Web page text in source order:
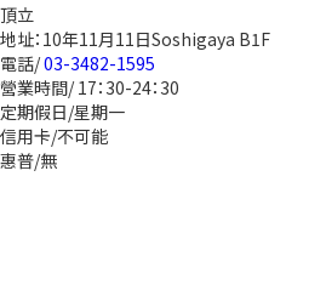
頂立
地址：10年11月11日Soshigaya B1F
電話/03-3482-1595
營業時間/ 17：30-24：30
定期假日/星期一
信用卡/不可能
惠普/無